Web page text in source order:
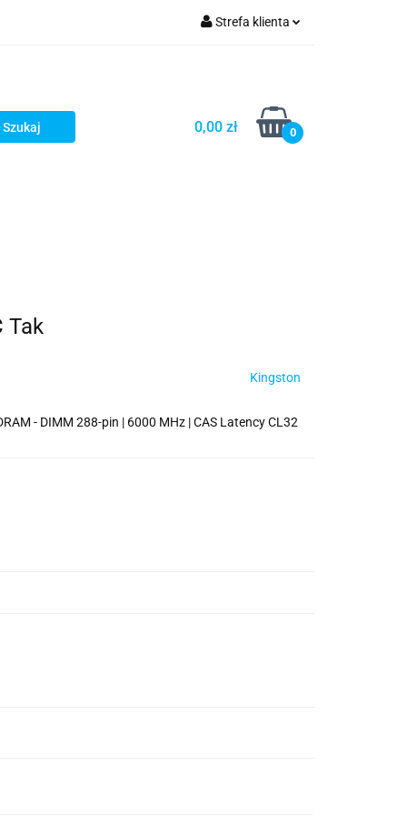
Strefa klienta
Dodaj zgłoszenie
0,00 zł 0
Tak
Kingston
- DIMM 288-pin | 6000 MHz | CAS Latency CL32